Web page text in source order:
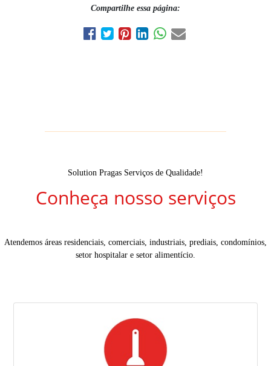
Compartilhe essa página:
Solution Pragas Serviços de Qualidade!
Conheça nosso serviços
Atendemos áreas residenciais, comerciais, industriais, prediais, condomínios,
setor hospitalar e setor alimentício.